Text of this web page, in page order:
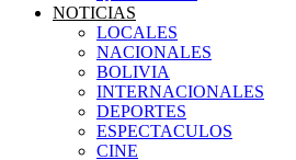
NOTICIAS
LOCALES
NACIONALES
BOLIVIA
INTERNACIONALES
DEPORTES
ESPECTACULOS
CINE